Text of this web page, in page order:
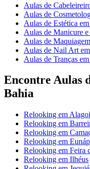
Aulas de
Aulas de
Aulas de Estética
Aulas de Manicure
Aulas de
Aulas de Nail Art
Aulas de Tranças
Encontre Aulas
Bahia
Relooking em
Relooking em
Relooking em
Relooking em
Relooking em Feira
Relooking em Ilhéus